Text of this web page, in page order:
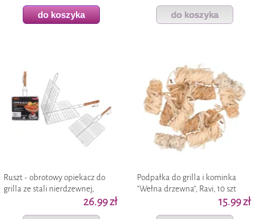
do koszyka do koszyka
Ruszt - obrotowy opiekacz do
grilla ze stali nierdzewnej,
akcesoria do grillowania, 21 x 21
26.99 zł
Podpałka do grilla i kominka
"Wełna drzewna", Ravi, 10 szt
15.99 zł